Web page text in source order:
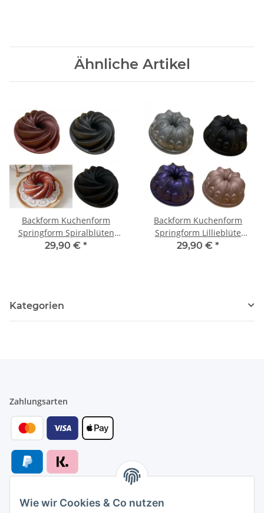
Ähnliche Artikel
Backform Kuchenform
Springform Spiralblüten
Lillie
29,90 € *
Backform Kuchenform
Springform Lillieblüte
Spiralblüte
29,90 € *
Kategorien
Zahlungsarten
Versandarten
Wie wir Cookies & Co nutzen